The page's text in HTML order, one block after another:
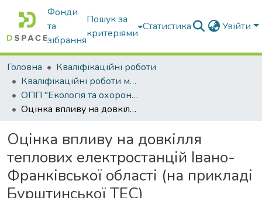
Фонди
та
зібрання
Пошук за
критеріями
Статистика Увійти
Головна
Кваліфікаційні роботи
Кваліфікаційні роботи магістрів
ОПП "Екологія та охорона навколишнього середовища"
Оцінка впливу на довкілля теплових електростанцій Івано-Франківської області (на прикладі Бурштинської ТЕС)
Оцінка впливу на довкілля
теплових електростанцій Івано-
Франківської області (на прикладі
Бурштинської ТЕС)